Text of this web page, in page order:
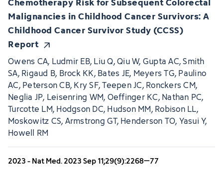
Malignancies in Childhood Cancer Survivors: A
Childhood Cancer Survivor Study (CCSS)
Report
Owens CA, Ludmir EB, Liu Q, Qiu W, Gupta AC, Smith
SA, Rigaud B, Brock KK, Bates JE, Meyers TG, Paulino
AC, Peterson CB, Kry SF, Teepen JC, Ronckers CM,
Neglia JP, Leisenring WM, Oeffinger KC, Nathan PC,
Turcotte LM, Hodgson DC, Hudson MM, Robison LL,
Moskowitz CS, Armstrong GT, Henderson TO, Yasui Y,
Howell RM
2023 - Nat Med. 2023 Sep 11;29(9):2268–77